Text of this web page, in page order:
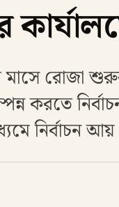
মাসে রোজা
করতে
নির্বাচন আয়